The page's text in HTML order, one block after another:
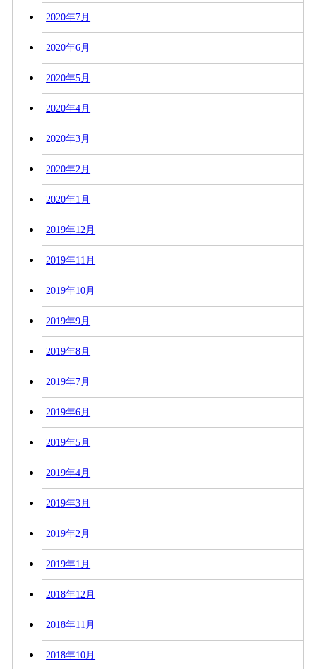
2020年7月
2020年6月
2020年5月
2020年4月
2020年3月
2020年2月
2020年1月
2019年12月
2019年11月
2019年10月
2019年9月
2019年8月
2019年7月
2019年6月
2019年5月
2019年4月
2019年3月
2019年2月
2019年1月
2018年12月
2018年11月
2018年10月